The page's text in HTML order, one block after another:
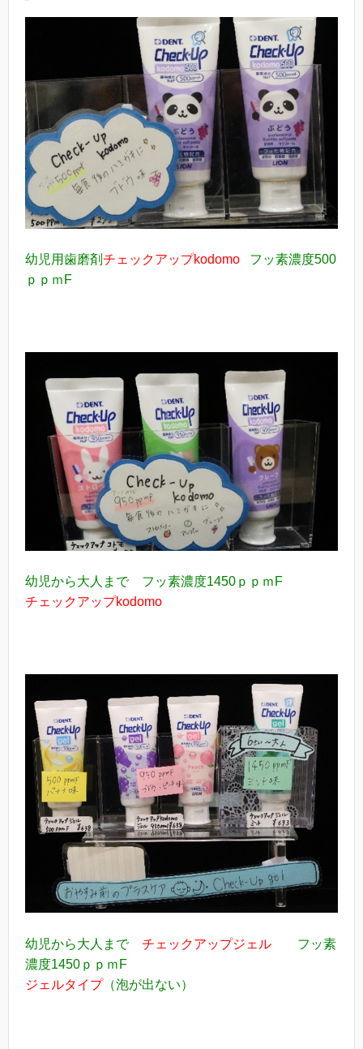
幼児用歯磨剤チェックアップkodomo
フッ素濃度500
ｐｐｍF
幼児から大人まで フッ素濃度1450ｐｐｍF
チェックアップkodomo
幼児から大人まで チェックアップジェル
フッ素
濃度1450ｐｐｍF
ジェルタイプ（泡が出ない）